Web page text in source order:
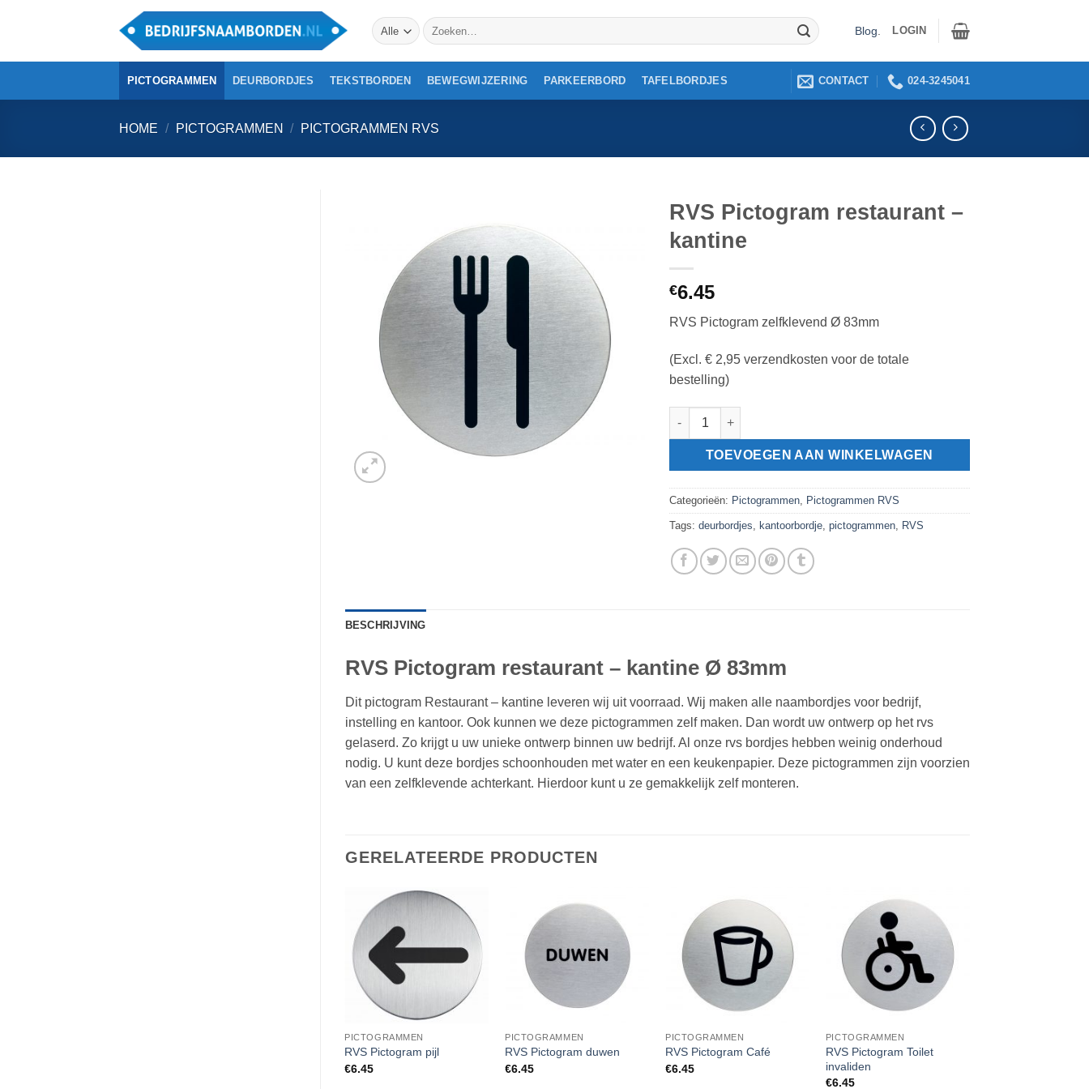
Zoeken
naar:
Blog LOGIN
PICTOGRAMMEN DEURBORDJES TEKSTBORDEN BEWEGWIJZERING PARKEERBORD TAFELBORDJES CONTACT 024-3245041
HOME / PICTOGRAMMEN / PICTOGRAMMEN RVS
RVS Pictogram restaurant –
kantine
€6.45
RVS Pictogram zelfklevend Ø 83mm
(Excl. € 2,95 verzendkosten voor de totale
bestelling)
RVS Pictogram restaurant - kantine aantal
TOEVOEGEN AAN WINKELWAGEN
Categorieën: Pictogrammen Pictogrammen RVS
Tags:deurbordjes ,kantoorbordje ,pictogrammen RVS
BESCHRIJVING
RVS Pictogram restaurant – kantine Ø 83mm
Dit pictogram Restaurant – kantine leveren wij uit voorraad. Wij maken alle naambordjes voor bedrijf,
instelling en kantoor. Ook kunnen we deze pictogrammen zelf maken. Dan wordt uw ontwerp op het rvs
gelaserd. Zo krijgt u uw unieke ontwerp binnen uw bedrijf. Al onze rvs bordjes hebben weinig onderhoud
nodig. U kunt deze bordjes schoonhouden met water en een keukenpapier. Deze pictogrammen zijn voorzien
van een zelfklevende achterkant. Hierdoor kunt u ze gemakkelijk zelf monteren.
GERELATEERDE PRODUCTEN
PICTOGRAMMEN
RVS Pictogram pijl
€6.45
PICTOGRAMMEN
RVS Pictogram duwen
€6.45
PICTOGRAMMEN
RVS Pictogram Café
€6.45
PICTOGRAMMEN
RVS Pictogram Toilet
invaliden
€6.45